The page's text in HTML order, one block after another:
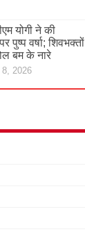
योगी ने की
पुष्प वर्षा; शिवभक्तों
बम के नारे
2026